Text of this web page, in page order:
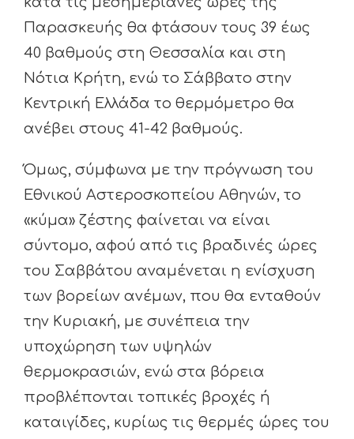
Παρασκευής θα φτάσουν τους 39 έως
40 βαθμούς στη Θεσσαλία και στη
Νότια Κρήτη, ενώ το Σάββατο στην
Κεντρική Ελλάδα το θερμόμετρο θα
ανέβει στους 41-42 βαθμούς.
Όμως, σύμφωνα με την πρόγνωση του
Εθνικού Αστεροσκοπείου Αθηνών, το
«κύμα» ζέστης φαίνεται να είναι
σύντομο, αφού από τις βραδινές ώρες
του Σαββάτου αναμένεται η ενίσχυση
των βορείων ανέμων, που θα ενταθούν
την Κυριακή, με συνέπεια την
υποχώρηση των υψηλών
θερμοκρασιών, ενώ στα βόρεια
προβλέπονται τοπικές βροχές ή
καταιγίδες, κυρίως τις θερμές ώρες του